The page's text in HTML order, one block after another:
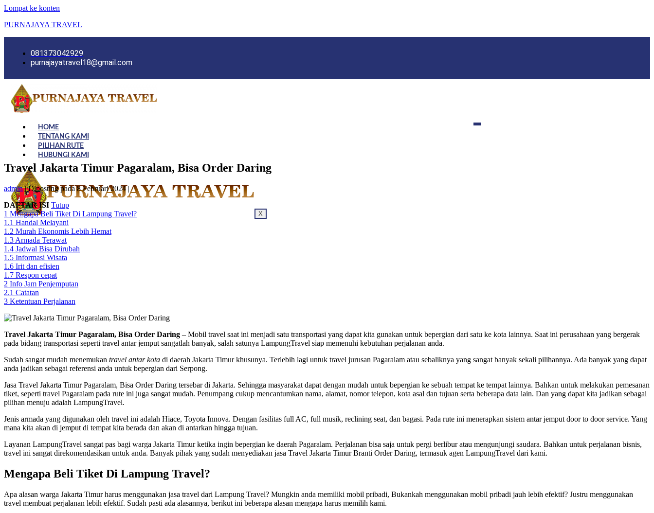
Lompat ke konten
PURNAJAYA TRAVEL
081373042929
purnajayatravel18@gmail.com
HOME
TENTANG KAMI
PILIHAN RUTE
HUBUNGI KAMI
X
Travel Jakarta Timur Pagaralam, Bisa Order Daring
admin|Diposting pada 8 Februari 2024|
DAFTAR ISI Tutup
1 Mengapa Beli Tiket Di Lampung Travel?
1.1 Handal Melayani
1.2 Murah Ekonomis Lebih Hemat
1.3 Armada Terawat
1.4 Jadwal Bisa Dirubah
1.5 Informasi Wisata
1.6 Irit dan efisien
1.7 Respon cepat
2 Info Jam Penjemputan
2.1 Catatan
3 Ketentuan Perjalanan
Travel Jakarta Timur Pagaralam, Bisa Order Daring – Mobil travel saat ini menjadi satu transportasi yang dapat kita gunakan untuk bepergian dari satu ke kota lainnya. Saat ini perusahaan yang bergerak
pada bidang transportasi seperti travel antar jemput sangatlah banyak, salah satunya LampungTravel siap memenuhi kebutuhan perjalanan anda.
Sudah sangat mudah menemukan travel antar kota di daerah Jakarta Timur khusunya. Terlebih lagi untuk travel jurusan Pagaralam atau sebaliknya yang sangat banyak sekali pilihannya. Ada banyak yang dapat
anda jadikan sebagai referensi anda untuk bepergian dari Serpong.
Jasa Travel Jakarta Timur Pagaralam, Bisa Order Daring tersebar di Jakarta. Sehingga masyarakat dapat dengan mudah untuk bepergian ke sebuah tempat ke tempat lainnya. Bahkan untuk melakukan pemesanan
tiket, seperti travel Pagaralam pada rute ini juga sangat mudah. Penumpang cukup mencantumkan nama, alamat, nomor telepon, kota asal dan tujuan serta beberapa data lain. Dan yang dapat kita jadikan sebagai
pilihan menuju adalah LampungTravel.
Jenis armada yang digunakan oleh travel ini adalah Hiace, Toyota Innova. Dengan fasilitas full AC, full musik, reclining seat, dan bagasi. Pada rute ini menerapkan sistem antar jemput door to door service. Yang
mana kita akan di jemput di tempat kita berada dan akan di antarkan hingga tujuan.
Layanan LampungTravel sangat pas bagi warga Jakarta Timur ketika ingin bepergian ke daerah Pagaralam. Perjalanan bisa saja untuk pergi berlibur atau mengunjungi saudara. Bahkan untuk perjalanan bisnis,
travel ini sangat direkomendasikan untuk anda. Banyak pihak yang sudah menyediakan jasa Travel Jakarta Timur Branti Order Daring, termasuk agen LampungTravel dari kami.
Mengapa Beli Tiket Di Lampung Travel?
Apa alasan warga Jakarta Timur harus menggunakan jasa travel dari Lampung Travel? Mungkin anda memiliki mobil pribadi, Bukankah menggunakan mobil pribadi jauh lebih efektif? Justru menggunakan
travel membuat perjalanan lebih efektif. Sudah pasti ada alasannya, berikut ini beberapa alasan mengapa harus memilih kami.